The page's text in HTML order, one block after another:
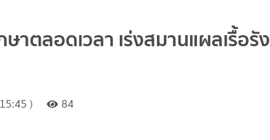
ตลอดเวลา เร่งสมานแผลเรื้อรัง
) 84